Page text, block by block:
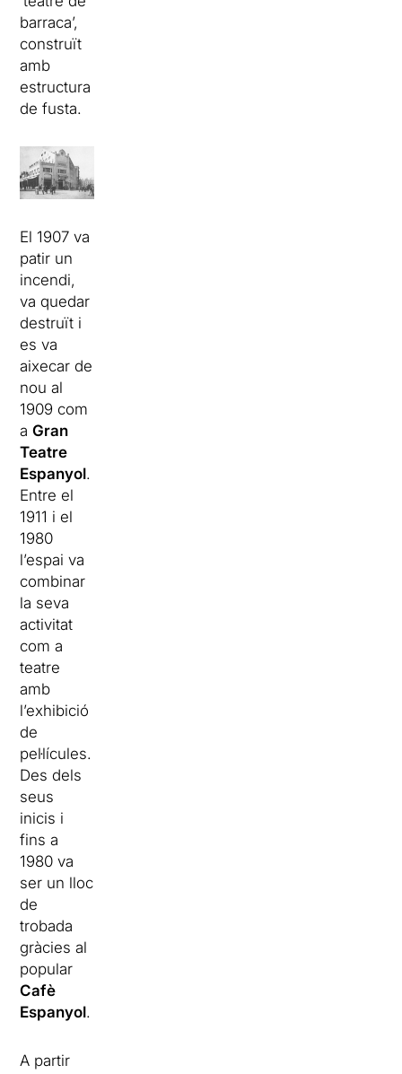
barraca’,
construït
amb
estructura
de fusta.
El 1907 va
patir un
incendi,
va quedar
destruït i
es va
aixecar de
nou al
1909 com
aGran
Teatre
Espanyol.
Entre el
1911 i el
1980
l’espai va
combinar
la seva
activitat
com a
teatre
amb
l’exhibició
de
pel·lícules.
Des dels
seus
inicis i
fins a
1980 va
ser un lloc
de
trobada
gràcies al
popular
Cafè
Espanyol.
A partir